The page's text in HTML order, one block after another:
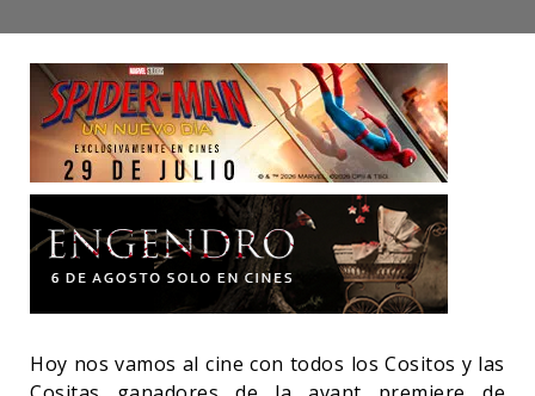
Hoy nos vamos al cine con todos los Cositos y las